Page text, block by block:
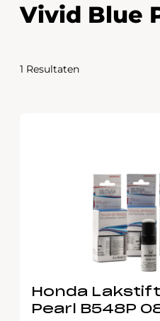
Vivid Blue
1 Resultaten
Honda Lakstift
Pearl B548P